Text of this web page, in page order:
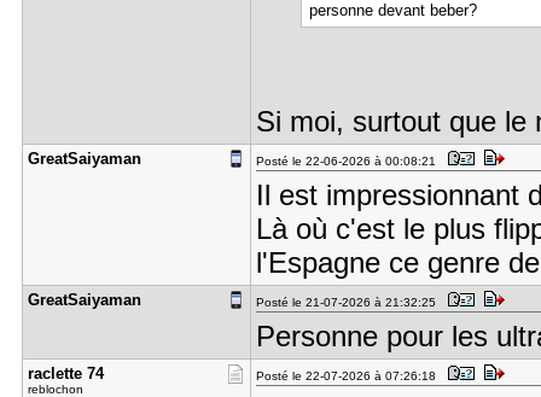
personne devant beber?
Si moi, surtout que
GreatSaiya​man Posté le 22-06-2026 à 00:08:21
Il est impressionnant
Là où c'est le plus
l'Espagne ce genre
GreatSaiya​man Posté le 21-07-2026 à 21:32:25
Personne pour les
raclette 7​4
reblochon
Posté le 22-07-2026 à 07:26:18